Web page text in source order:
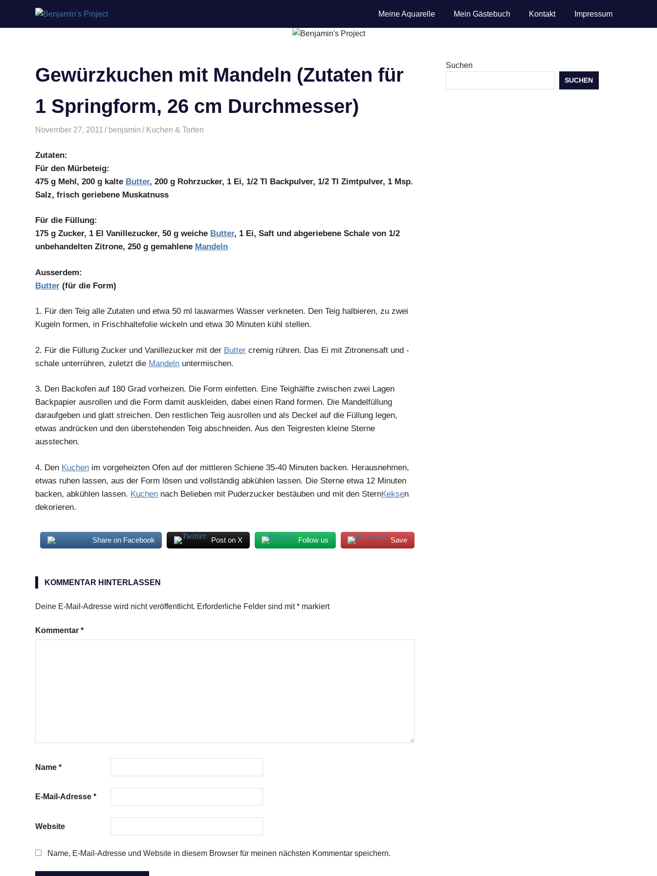
Meine Aquarelle Mein Gästebuch Kontakt Impressum
Gewürzkuchen mit Mandeln (Zutaten für
1 Springform, 26 cm Durchmesser)
November 27, 2011 benjamin Kuchen & Torten
Zutaten:
Für den Mürbeteig:
475 g Mehl, 200 g kalte Butter, 200 g Rohrzucker, 1 Ei, 1/2 Tl Backpulver, 1/2 Tl Zimtpulver, 1 Msp.
Salz, frisch geriebene Muskatnuss
Für die Füllung:
175 g Zucker, 1 El Vanillezucker, 50 g weiche Butter, 1 Ei, Saft und abgeriebene Schale von 1/2
unbehandelten Zitrone, 250 g gemahlene Mandeln
Ausserdem:
Butter (für die Form)
1. Für den Teig alle Zutaten und etwa 50 ml lauwarmes Wasser verkneten. Den Teig halbieren, zu zwei
Kugeln formen, in Frischhaltefolie wickeln und etwa 30 Minuten kühl stellen.
2. Für die Füllung Zucker und Vanillezucker mit der Butter cremig rühren. Das Ei mit Zitronensaft und -
schale unterrühren, zuletzt die Mandeln untermischen.
3. Den Backofen auf 180 Grad vorheizen. Die Form einfetten. Eine Teighälfte zwischen zwei Lagen
Backpapier ausrollen und die Form damit auskleiden, dabei einen Rand formen. Die Mandelfüllung
daraufgeben und glatt streichen. Den restlichen Teig ausrollen und als Deckel auf die Füllung legen,
etwas andrücken und den überstehenden Teig abschneiden. Aus den Teigresten kleine Sterne
ausstechen.
4. Den Kuchen im vorgeheizten Ofen auf der mittleren Schiene 35-40 Minuten backen. Herausnehmen,
etwas ruhen lassen, aus der Form lösen und vollständig abkühlen lassen. Die Sterne etwa 12 Minuten
backen, abkühlen lassen. Kuchen nach Belieben mit Puderzucker bestäuben und mit den SternKeksen
dekorieren.
Share on Facebook Post on X Follow us Save
Muskatnuss
KOMMENTAR HINTERLASSEN
Deine E-Mail-Adresse wird nicht veröffentlicht. Erforderliche Felder sind mit* markiert
Kommentar *
Name *
E-Mail-Adresse *
Website
Name, E-Mail-Adresse und Website in diesem Browser für meinen nächsten Kommentar speichern.
Suchen
SUCHEN